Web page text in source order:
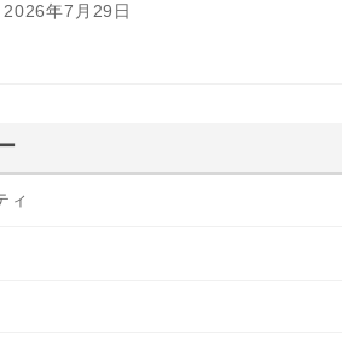
2026年7月29日
ィ